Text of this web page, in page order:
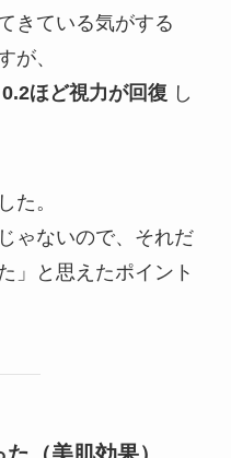
きている気がする
が、
0.2ほど視力が回復 し
た。
ゃないので、それだ
」と思えたポイント